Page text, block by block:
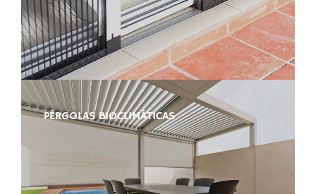
PÉRGOLAS BIOCLIMÁTICAS